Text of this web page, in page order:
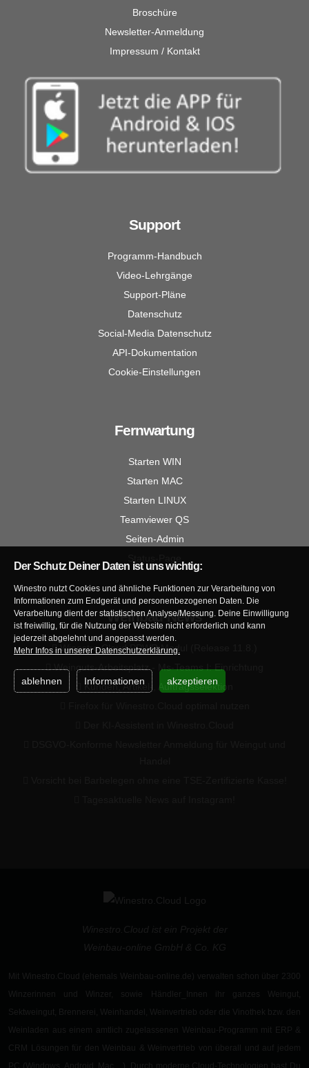
Der Schutz Deiner Daten ist uns wichtig:
Winestro nutzt Cookies und ähnliche Funktionen zur Verarbeitung von
Informationen zum Endgerät und personenbezogenen Daten. Die
Verarbeitung dient der statistischen Analyse/Messung. Deine Einwilligung
ist freiwillig, für die Nutzung der Website nicht erforderlich und kann
jederzeit abgelehnt und angepasst werden.
Mehr Infos in unserer Datenschutzerklärung.
ablehnen Informationen akzeptieren
Broschüre
Newsletter-Anmeldung
Impressum / Kontakt
Support
Programm-Handbuch
Video-Lehrgänge
Support-Pläne
Datenschutz
Social-Media Datenschutz
API-Dokumentation
Cookie-Einstellungen
Fernwartung
Starten WIN
Starten MAC
Starten LINUX
Teamviewer QS
Seiten-Admin
Weinbau-News
Winestro.Cloud PPWR Modul (Release 11.8.)
Weinguts-Arbeitsplatz - Ms-Teams I: Einrichtung
Kunden, Artikel-, Auftragsselektion
Winestro.Cloud ist ein Projekt der
Weinbau-online GmbH & Co. KG
Mit Winestro.Cloud (ehemals Weinbau-online.de) verwalten schon
über 2300
Winzerinnen und Winzer
, sowie Händler_Innen
ihr ganzes Weingut,
Sektweingut
Brennerei Weinhandel, Weinvertrieb oder die Vinothek
bzw. den
Weinladen aus einem
amtlich zugelassenen Weinbau-Programm
mit ERP &
CRM Lösungen für den Weinbau & Weinvertrieb von überall und auf jedem